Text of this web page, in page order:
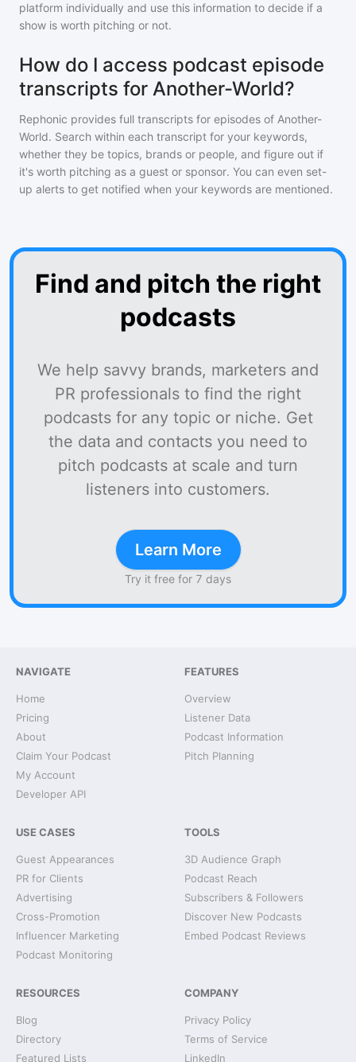
platform individually and use this information to decide if a
show is worth pitching or not.
How do I access podcast episode
transcripts for Another-World?
Rephonic provides full transcripts for episodes of Another-
World. Search within each transcript for your keywords,
whether they be topics, brands or people, and figure out if
it's worth pitching as a guest or sponsor. You can even set-
up alerts to get notified when your keywords are mentioned.
Find and pitch the right
podcasts
We help savvy brands, marketers and
PR professionals to find the right
podcasts for any topic or niche. Get
the data and contacts you need to
pitch podcasts at scale and turn
listeners into customers.
Learn More
Try it free for 7 days
NAVIGATE
Home
Pricing
About
Claim Your Podcast
My Account
Developer API
FEATURES
Overview
Listener Data
Podcast Information
Pitch Planning
USE CASES
Guest Appearances
PR for Clients
Advertising
Cross-Promotion
Influencer Marketing
Podcast Monitoring
TOOLS
3D Audience Graph
Podcast Reach
Subscribers & Followers
Discover New Podcasts
Embed Podcast Reviews
RESOURCES
Blog
Directory
Featured Lists
COMPANY
Privacy Policy
Terms of Service
LinkedIn